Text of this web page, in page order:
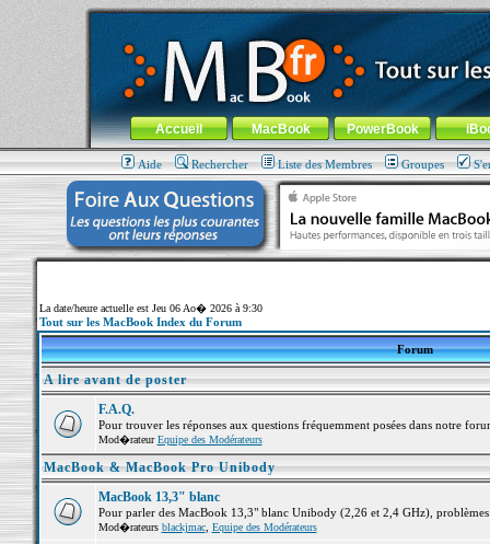
MacBook-fr.com : 100% Apple... 100% nomade !
Aller au contenu-Aller au menu général-Aller au menu de
Menu général
Accueil MacBook PowerBook
Aide Rechercher Liste des Membres Groupes
La date/heure actuelle est Jeu 06 Ao� 2026 à 9:30
Tout sur les MacBook Index du Forum
Forum
A lire avant de poster
F.A.Q.
Pour trouver les réponses aux questions fréquemment posées dans notre
Mod�rateurEquipe des Modérateurs
MacBook & MacBook Pro Unibody
MacBook 13,3" blanc
Pour parler des MacBook 13,3" blanc Unibody (2,26 et 2,4 GHz),
Mod�rateurs blackjmac, Equipe des Modérateurs